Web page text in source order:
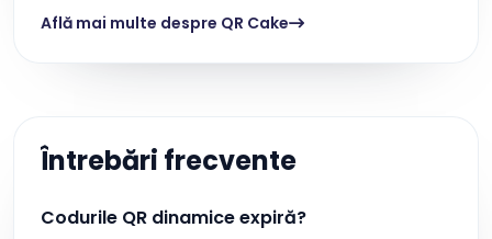
Află mai multe despre QR Cake
Întrebări frecvente
Codurile QR dinamice expiră?